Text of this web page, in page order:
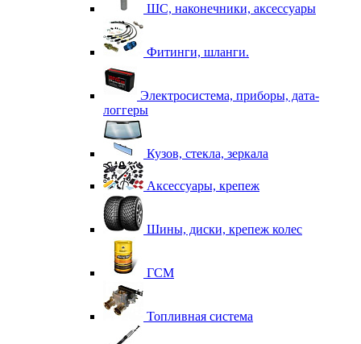
ШС, наконечники, аксессуары
Фитинги, шланги.
Электросистема, приборы, дата-
логгеры
Кузов, стекла, зеркала
Аксессуары, крепеж
Шины, диски, крепеж колес
ГСМ
Топливная система